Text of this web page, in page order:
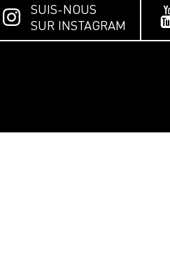
SUIS-NOUS
SUR INSTAGRAM